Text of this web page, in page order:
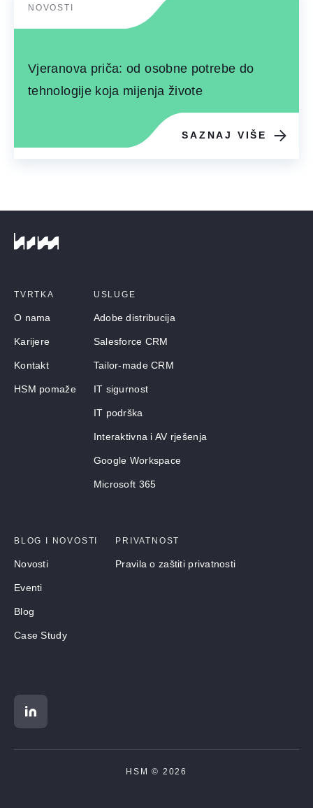
NOVOSTI
Vjeranova priča: od osobne potrebe do
tehnologije koja mijenja živote
SAZNAJ VIŠE
TVRTKA
O nama
Karijere
Kontakt
HSM pomaže
USLUGE
Adobe distribucija
Salesforce CRM
Tailor-made CRM
IT sigurnost
IT podrška
Interaktivna i AV rješenja
Google Workspace
Microsoft 365
BLOG I NOVOSTI
Novosti
Eventi
Blog
Case Study
PRIVATNOST
Pravila o zaštiti privatnosti
HSM © 2026